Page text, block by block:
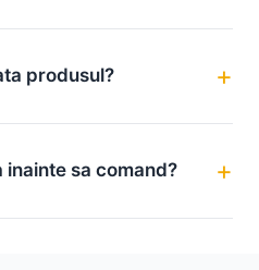
produsul?
inainte sa comand?